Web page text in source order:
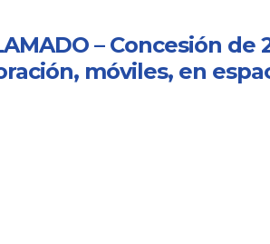
– Concesión
móviles, en